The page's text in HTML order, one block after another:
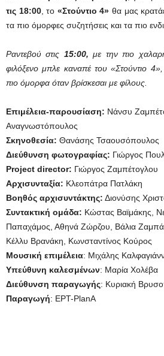
τις 18:00, το «Στούντιο 4» θα μας
τα πιο όμορφες συζητήσεις και τα πιο
Ραντεβού στις 15:00, με τηνπιο
φιλόξενο μπλε καναπέ του «Στούντιο 4»,
πιο όμορφα όταν βρίσκεσαι με φίλους.
Επιμέλεια-παρουσίαση: Νάνσυ
Αναγνωστόπουλος
Σκηνοθεσία: Θανάσης Τσαουσόπουλος
Διεύθυνση φωτογραφίας: Γιώργος
Project director: Γιώργος Ζαμπέτογλου
Αρχισυνταξία: Κλεοπάτρα Πατλάκη
Βοηθός αρχισυντάκτης: Διονύσης
Συντακτική ομάδα: Κώστας Βαϊμάκης,
Παπαχάμος, Αθηνά Ζώρζου, Βάλια
Κέλλυ Βρανάκη, Κωνσταντίνος Κούρος
Μουσική επιμέλεια: Μιχάλης
Υπεύθυνη καλεσμένων: Μαρία Χολέβα
Διεύθυνση παραγωγής: Κυριακή
Παραγωγή: EΡT-PlanA